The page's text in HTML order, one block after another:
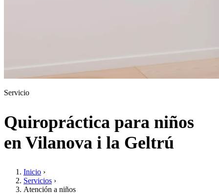
Servicio
Quiropráctica para niños
en Vilanova i la Geltrú
Inicio ›
Servicios ›
Atención a niños